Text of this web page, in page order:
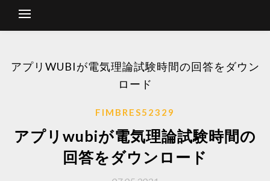
アプリWUBIが電気理論試験時間の回答をダウン
ロード
FIMBRES52329
アプリwubiが電気理論試験時間の
回答をダウンロード